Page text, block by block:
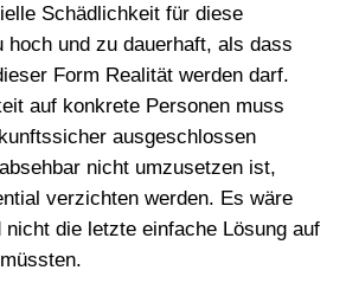
Schädlichkeit für diese
und zu dauerhaft, als dass
Form Realität werden darf.
auf konkrete Personen muss
ausgeschlossen
nicht umzusetzen ist,
verzichten werden. Es wäre
die letzte einfache Lösung auf